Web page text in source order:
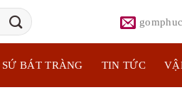
BÁT TRÀNG TIN TỨC